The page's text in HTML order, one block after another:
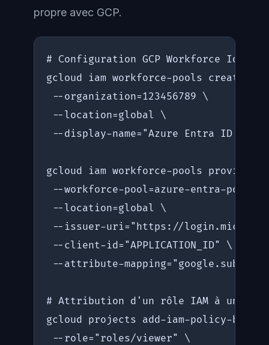
propre avec GCP.
# Configuration GCP Workforce
gcloud iam workforce-pools create
--organization=123456789 \
--location=global \
--display-name="Azure Entra ID
gcloud iam workforce-pools
--workforce-pool=azure-entra-pool \
--location=global \
--issuer-uri="https://
--client-id="APPLICATION_ID" \
--attribute-
# Attribution d'un rôle IAM à un
gcloud projects add-iam-policy-
--role="roles/viewer" \